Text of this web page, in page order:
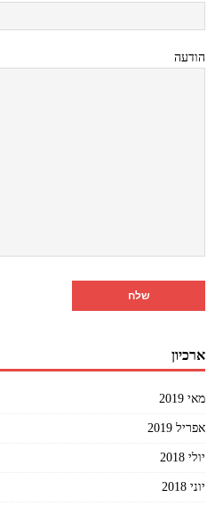
הודעה
ארכיון
מאי 2019
אפריל 2019
יולי 2018
יוני 2018